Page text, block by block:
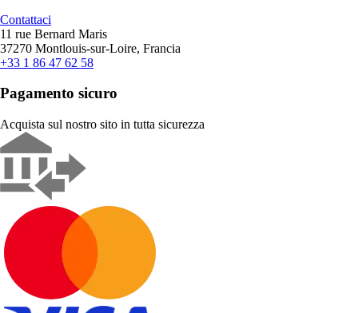
Contattaci
11 rue Bernard Maris
37270 Montlouis-sur-Loire, Francia
+33 1 86 47 62 58
Pagamento sicuro
Acquista sul nostro sito in tutta sicurezza